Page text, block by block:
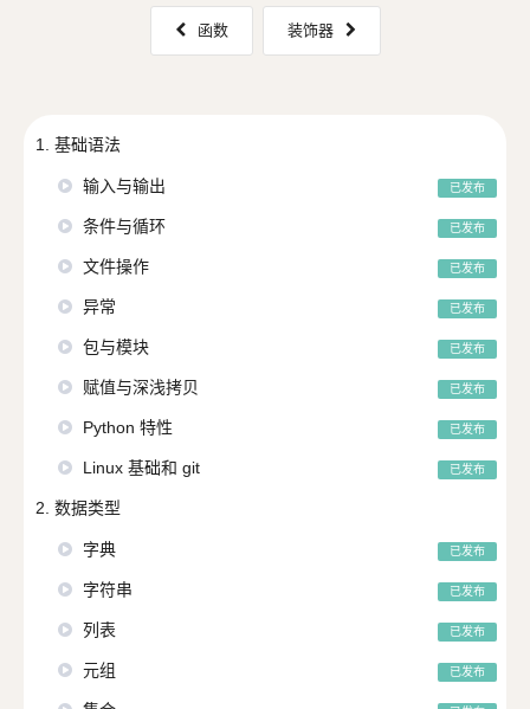
函数 装饰器
1. 基础语法
输入与输出 已发布
条件与循环 已发布
文件操作 已发布
异常 已发布
包与模块 已发布
赋值与深浅拷贝 已发布
Python 特性 已发布
Linux 基础和 git 已发布
2. 数据类型
字典 已发布
字符串 已发布
列表 已发布
元组 已发布